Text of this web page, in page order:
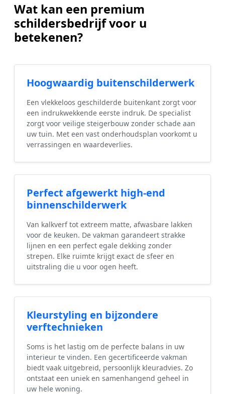
Wat kan een premium
schildersbedrijf voor u
betekenen?
Hoogwaardig buitenschilderwerk
Een vlekkeloos geschilderde buitenkant zorgt voor
een indrukwekkende eerste indruk. De specialist
zorgt voor veilige steigerbouw zonder schade aan
uw tuin. Met een vast onderhoudsplan voorkomt u
verrassingen en waardeverlies.
Perfect afgewerkt high-end
binnenschilderwerk
Van kalkverf tot extreem matte, afwasbare lakken
voor de keuken. De vakman garandeert strakke
lijnen en een perfect egale dekking zonder
strepen. Elke ruimte krijgt exact de sfeer en
uitstraling die u voor ogen heeft.
Kleurstyling en bijzondere
verftechnieken
Soms is het lastig om de perfecte balans in uw
interieur te vinden. Een gecertificeerde vakman
biedt vaak uitgebreid, persoonlijk kleuradvies. Zo
ontstaat een uniek en samenhangend geheel in
uw hele woning.